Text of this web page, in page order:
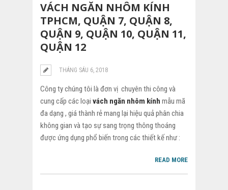
VÁCH NGĂN NHÔM KÍNH
TPHCM, QUẬN 7, QUẬN 8,
QUẬN 9, QUẬN 10, QUẬN 11,
QUẬN 12
THÁNG SÁU 6, 2018
Công ty chúng tôi là đơn vị chuyên thi công và
cung cấp các loại vách ngăn nhôm kính mẫu mã
đa dạng , giá thành rẻ mang lại hiệu quả phân chia
không gian và tạo sự sang trọng thông thoáng
được ứng dụng phổ biến trong các thiết kế như :
READ MORE